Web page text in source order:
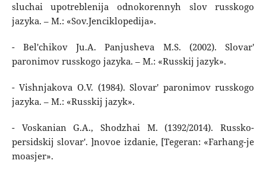
sluchai upotreblenija odnokorennyh slov russkogo
jazyka. – M.: «Sov.Jenciklopedija».
- Bel'chikov Ju.A. Panjusheva M.S. (2002). Slovar'
paronimov russkogo jazyka. – M.: «Russkij jazyk».
- Vishnjakova O.V. (1984). Slovar' paronimov russkogo
jazyka. – M.: «Russkij jazyk».
- Voskanian G.A., Shodzhai M. (1392/2014). Russko-
persidskij slovar'. ]novoe izdanie, [Tegeran: «Farhang-je
moasjer».